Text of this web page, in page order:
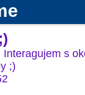
s
;)